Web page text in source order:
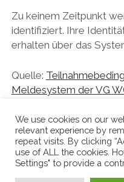
Zu keinem Zeitpunkt
identifiziert. Ihre
erhalten über das
Quelle:
Meldesystem der VG
We use cookies on our
relevant experience by
repeat visits. By clicking
use of ALL the cookies.
Settings" to provide a